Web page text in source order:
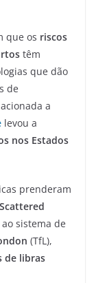
que os riscos
têm
que dão
de
a
levou a
nos Estados
prenderam
Scattered
sistema de
(TfL),
de libras